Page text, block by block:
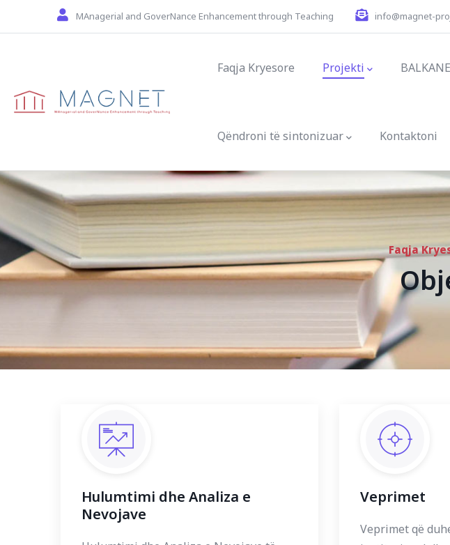
Skip to main contentMAnagerial and GoverNance Enhancement through Teaching info@magnet-
Faqja Kryesore Projekti
Qëndroni të sintonizuar Kontaktoni
Faqja
Hulumtimi dhe Analiza e
Nevojave
Veprimet
Veprimet që